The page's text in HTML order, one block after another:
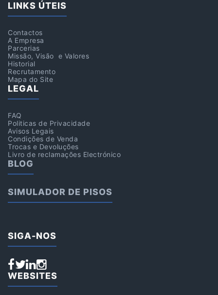
LINKS ÚTEIS
Contactos
A Empresa
Parcerias
Missão, Visão e Valores
Historial
Recrutamento
Mapa do Site
LEGAL
FAQ
Politicas de Privacidade
Avisos Legais
Condições de Venda
Trocas e Devoluções
Livro de reclamações Electrónico
BLOG
SIMULADOR DE PISOS
SIGA-NOS
WEBSITES